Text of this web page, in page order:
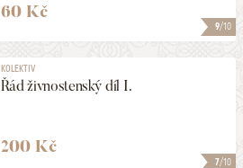
9/10
60 Kč
7/10
KOLEKTIV
Řád živnostenský díl I.
200 Kč